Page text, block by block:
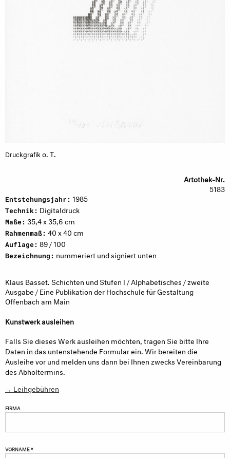
Druckgrafik o. T.
Artothek-Nr.
5183
Entstehungsjahr: 1985
Technik: Digitaldruck
Maße: 35,4 x 35,6 cm
Rahmenmaß: 40 x 40 cm
Auflage: 89 / 100
Bezeichnung: nummeriert und signiert unten
Klaus Basset. Schichten und Stufen I / Alphabetisches / zweite
Ausgabe / Eine Publikation der Hochschule für Gestaltung
Offenbach am Main
Kunstwerk ausleihen
Falls Sie dieses Werk ausleihen möchten, tragen Sie bitte Ihre
Daten in das untenstehende Formular ein. Wir bereiten die
Ausleihe vor und melden uns dann bei Ihnen zwecks Vereinbarung
des Abholtermins.
→ Leihgebühren
FIRMA
VORNAME *